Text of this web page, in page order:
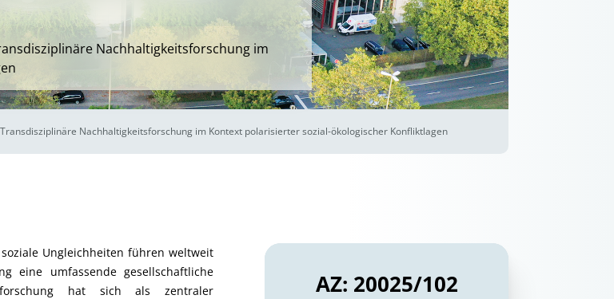
Nachhaltigkeitsforschung im
Nachhaltigkeitsforschung im Kontext polarisierter sozial-ökologischer Konfliktlagen
Ungleichheiten führen weltweit
eine umfassende gesellschaftliche
hat sich als zentraler
AZ: 20025/102